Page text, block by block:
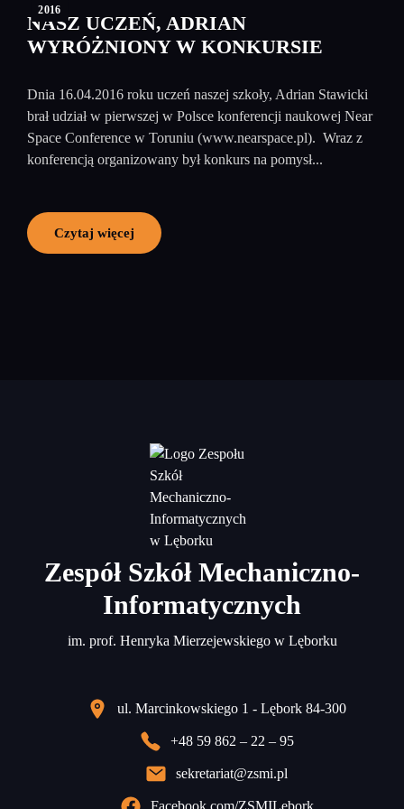
2016
NASZ UCZEŃ, ADRIAN
WYRÓŻNIONY W KONKURSIE
Dnia 16.04.2016 roku uczeń naszej szkoły, Adrian Stawicki
brał udział w pierwszej w Polsce konferencji naukowej Near
Space Conference w Toruniu (www.nearspace.pl). Wraz z
konferencją organizowany był konkurs na pomysł...
Czytaj więcej
Zespół Szkół Mechaniczno-
Informatycznych
im. prof. Henryka Mierzejewskiego w Lęborku
ul. Marcinkowskiego 1 - Lębork 84-300
+48 59 862 – 22 – 95
sekretariat@zsmi.pl
Facebook.com/ZSMILebork